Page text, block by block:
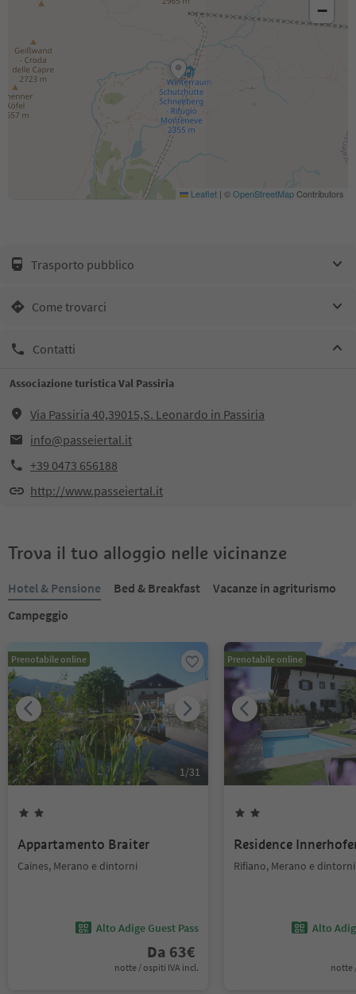
−
Leaflet | ©OpenStreetMapContributors
Trasporto pubblico
Come trovarci
Contatti
Associazione turistica Val Passiria
Via Passiria 40,39015,S. Leonardo in Passiria
info@passeiertal.it
+39 0473 656188
http://www.passeiertal.it
Trova il tuo alloggio nelle vicinanze
Hotel & Pensione Bed & Breakfast
Vacanze in agriturismo
Campeggio
Prenotabile online
1/31
Appartamento Braiter
Caines, Merano e dintorni
Alto Adige Guest Pass
Da 63€
notte / ospiti IVA incl.
Prenotabile online
Residence
Rifiano, Merano e dintorni
Alto
notte